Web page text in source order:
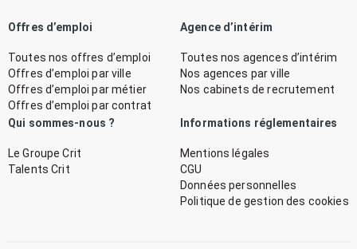
Offres d’emploi
Toutes nos offres d’emploi
Offres d’emploi par ville
Offres d’emploi par métier
Offres d’emploi par contrat
Agence d’intérim
Toutes nos agences d’intérim
Nos agences par ville
Nos cabinets de recrutement
Qui sommes-nous ?
Le Groupe Crit
Talents Crit
Informations réglementaires
Mentions légales
CGU
Données personnelles
Politique de gestion des cookies